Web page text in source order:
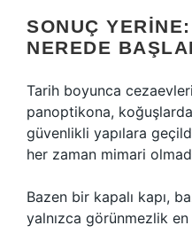
SONUÇ
NEREDE
Tarih boyunca
panoptikona,
güvenlikli yapılara
her zaman mimari
Bazen bir kapalı kapı,
yalnızca görünmezlik